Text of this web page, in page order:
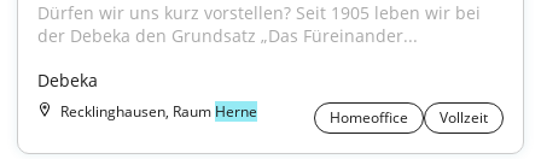
Dürfen wir uns kurz vorstellen? Seit 1905 leben wir bei
der Debeka den Grundsatz „Das Füreinander...
Debeka
Recklinghausen, Raum Herne Homeoffice Vollzeit